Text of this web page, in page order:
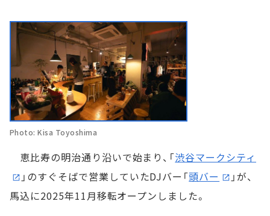
Photo: Kisa Toyoshima
恵比寿の明治通り沿いで始まり、「渋谷マークシティ
」のすぐそばで営業していたDJバー「頭バー
」が、
馬込に2025年11月移転オープンしました。